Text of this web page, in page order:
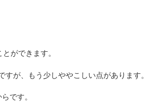
ができます。
が、もう少しややこしい点があります。
です。